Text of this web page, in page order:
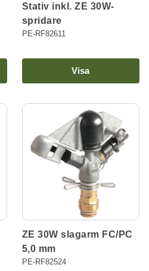
Stativ inkl. ZE 30W-
spridare
PE-RF82611
Visa
ZE 30W slagarm FC/PC
5,0 mm
PE-RF82524